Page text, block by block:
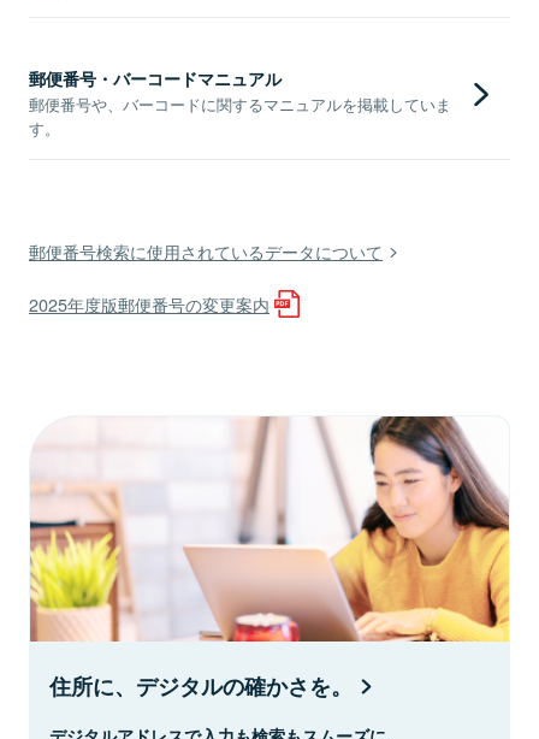
郵便番号・バーコードマニュアル
郵便番号や、バーコードに関するマニュアルを掲載していま
す。
郵便番号検索に使用されているデータについて
2025年度版郵便番号の変更案内
住所に、デジタルの確かさを。